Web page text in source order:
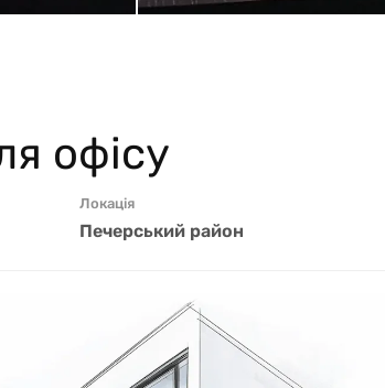
офісу
Локація
Печерський район